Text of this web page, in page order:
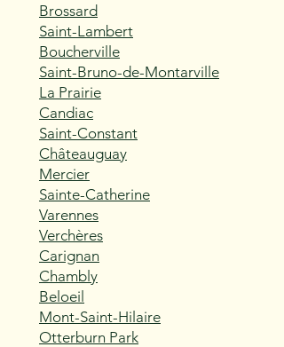
Brossard
Saint-Lambert
Boucherville
Saint-Bruno-de-Montarville
La Prairie
Candiac
Saint-Constant
Châteauguay
Mercier
Sainte-Catherine
Varennes
Verchères
Carignan
Chambly
Beloeil
Mont-Saint-Hilaire
Otterburn Park